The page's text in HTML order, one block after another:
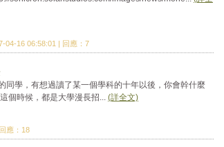
04-16 06:58:01 | 回應：7
學，有想過讀了某一個學科的十年以後，你會幹什麼
時候，都是大學漫長招... (詳全文)
應：18